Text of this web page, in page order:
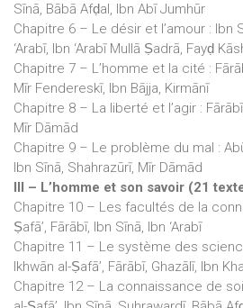
Sīnā, Bābā Afḍal, Ibn Abī Jumhūr
Chapitre 6 – Le désir et l’amour : Ibn
‘Arabī, Ibn ‘Arabī Mullā Ṣadrā, Fayḍ
Chapitre 7 – L’homme et la cité :
Mīr Fendereskī, Ibn Bājja, Kirmānī
Chapitre 8 – La liberté et l’agir :
Mīr Dāmād
Chapitre 9 – Le problème du mal :
Ibn Sīnā, Shahrazūrī, Mīr Dāmād
III – L’homme et son savoir (21
Chapitre 10 – Les facultés de la
Ṣafā’, Fārābī, Ibn Sīnā, Ibn ‘Arabī
Chapitre 11 – Le système des
Ikhwān al-Ṣafā’, Fārābī, Ghazālī, Ibn
Chapitre 12 – La connaissance de soi